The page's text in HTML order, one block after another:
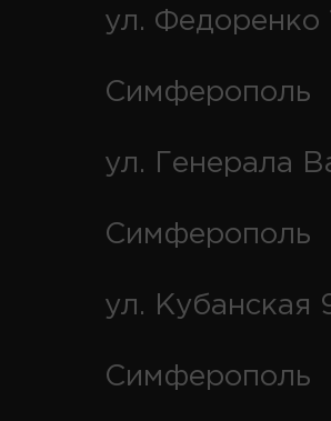
ул. Федоренко
Симферополь
ул. Генерала
Симферополь
ул. Кубанская
Симферополь